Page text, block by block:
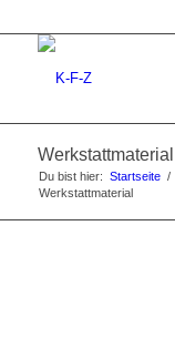
Werkstattmaterial
Du bist hier: Startseite /
Werkstattmaterial